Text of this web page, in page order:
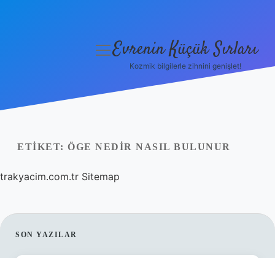
Yasal Uyarı
Hakkımızda
menüyü
Evrenin Küçük Sırları
Kozmik bilgilerle zihnini genişlet!
ETIKET: ÖGE NEDIR NASIL BULUNUR
trakyacim.com.tr Sitemap
SIDEBAR
SON YAZILAR